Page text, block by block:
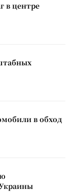
в центре
в обход